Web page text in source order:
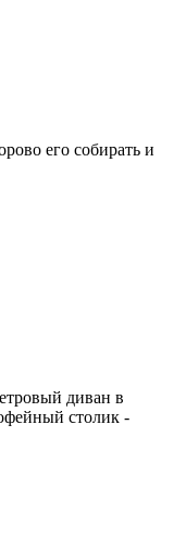
его собирать и
диван в
столик -